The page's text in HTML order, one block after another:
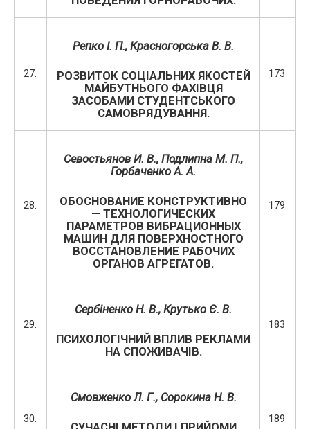
27.
Репко І. П., Красногорська В. В.
РОЗВИТОК СОЦІАЛЬНИХ ЯКОСТЕЙ
МАЙБУТНЬОГО ФАХІВЦЯ
ЗАСОБАМИ СТУДЕНТСЬКОГО
САМОВРЯДУВАННЯ.
173
28.
Севостьянов И. В., Подлипна М. П.,
Горбаченко А. А.
ОБОСНОВАНИЕ КОНСТРУКТИВНО
— ТЕХНОЛОГИЧЕСКИХ
ПАРАМЕТРОВ ВИБРАЦИОННЫХ
МАШИН ДЛЯ ПОВЕРХНОСТНОГО
ВОССТАНОВЛЕНИЕ РАБОЧИХ
ОРГАНОВ АГРЕГАТОВ.
179
29.
Сербіненко Н. В., Крутько Є. В.
ПСИХОЛОГІЧНИЙ ВПЛИВ РЕКЛАМИ
НА СПОЖИВАЧІВ.
183
30.
Смовженко Л. Г., Сорокина Н. В.
189